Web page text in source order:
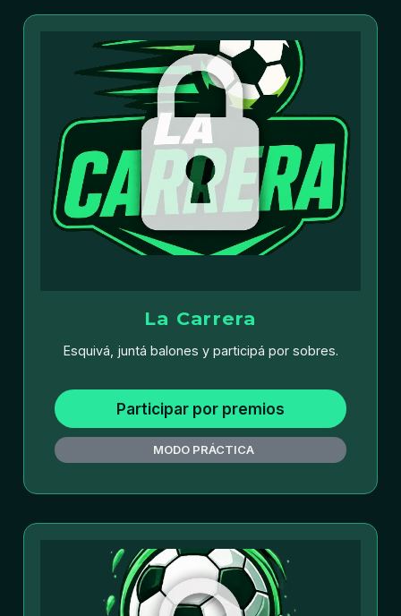
La Carrera
Esquivá, juntá balones y participá por sobres.
Participar por premios
MODO PRÁCTICA